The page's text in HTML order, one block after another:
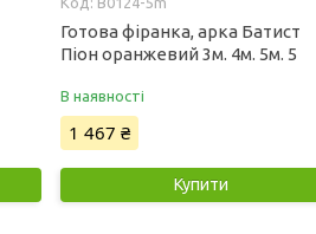
Готова фіранка, арка Батист
Піон оранжевий 3м. 4м. 5м. 5
В наявності
1 467 ₴
Купити